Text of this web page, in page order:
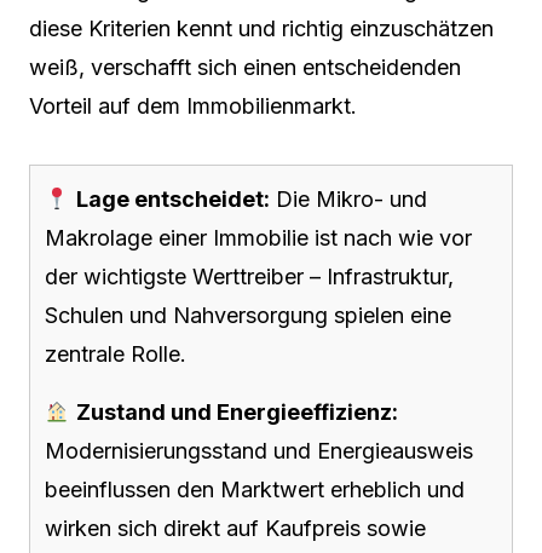
diese Kriterien kennt und richtig einzuschätzen
weiß, verschafft sich einen entscheidenden
Vorteil auf dem Immobilienmarkt.
Lage entscheidet: Die Mikro- und
Makrolage einer Immobilie ist nach wie vor
der wichtigste Werttreiber – Infrastruktur,
Schulen und Nahversorgung spielen eine
zentrale Rolle.
Zustand und Energieeffizienz:
Modernisierungsstand und Energieausweis
beeinflussen den Marktwert erheblich und
wirken sich direkt auf Kaufpreis sowie